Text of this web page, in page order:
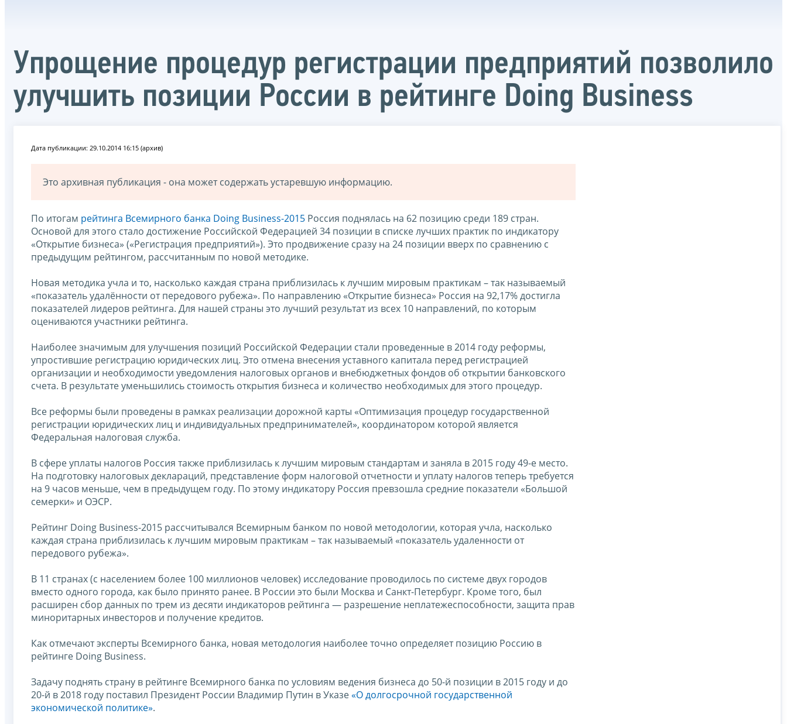
Упрощение процедур регистрации предприятий позволило
улучшить позиции России в рейтинге Doing Business
Дата публикации: 29.10.2014 16:15 (архив)
Это архивная публикация - она может содержать устаревшую информацию.
По итогам рейтинга Всемирного банка Doing Business-2015 Россия поднялась на 62 позицию среди 189 стран.
Основой для этого стало достижение Российской Федерацией 34 позиции в списке лучших практик по индикатору
«Открытие бизнеса» («Регистрация предприятий»). Это продвижение сразу на 24 позиции вверх по сравнению с
предыдущим рейтингом, рассчитанным по новой методике.
Новая методика учла и то, насколько каждая страна приблизилась к лучшим мировым практикам – так называемый
«показатель удалённости от передового рубежа». По направлению «Открытие бизнеса» Россия на 92,17% достигла
показателей лидеров рейтинга. Для нашей страны это лучший результат из всех 10 направлений, по которым
оцениваются участники рейтинга.
Наиболее значимым для улучшения позиций Российской Федерации стали проведенные в 2014 году реформы,
упростившие регистрацию юридических лиц. Это отмена внесения уставного капитала перед регистрацией
организации и необходимости уведомления налоговых органов и внебюджетных фондов об открытии банковского
счета. В результате уменьшились стоимость открытия бизнеса и количество необходимых для этого процедур.
Все реформы были проведены в рамках реализации дорожной карты «Оптимизация процедур государственной
регистрации юридических лиц и индивидуальных предпринимателей», координатором которой является
Федеральная налоговая служба.
В сфере уплаты налогов Россия также приблизилась к лучшим мировым стандартам и заняла в 2015 году 49-е место.
На подготовку налоговых деклараций, представление форм налоговой отчетности и уплату налогов теперь требуется
на 9 часов меньше, чем в предыдущем году. По этому индикатору Россия превзошла средние показатели «Большой
семерки» и ОЭСР.
Рейтинг Doing Business-2015 рассчитывался Всемирным банком по новой методологии, которая учла, насколько
каждая страна приблизилась к лучшим мировым практикам – так называемый «показатель удаленности от
передового рубежа».
В 11 странах (с населением более 100 миллионов человек) исследование проводилось по системе двух городов
вместо одного города, как было принято ранее. В России это были Москва и Санкт-Петербург. Кроме того, был
расширен сбор данных по трем из десяти индикаторов рейтинга — разрешение неплатежеспособности, защита прав
миноритарных инвесторов и получение кредитов.
Как отмечают эксперты Всемирного банка, новая методология наиболее точно определяет позицию Россию в
рейтинге Doing Business.
Задачу поднять страну в рейтинге Всемирного банка по условиям ведения бизнеса до 50-й позиции в 2015 году и до
20-й в 2018 году поставил Президент России Владимир Путин в Указе«О долгосрочной государственной
экономической политике».